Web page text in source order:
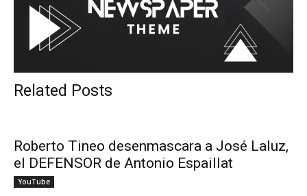
Related Posts
Roberto Tineo desenmascara a José Laluz,
el DEFENSOR de Antonio Espaillat
YouTube